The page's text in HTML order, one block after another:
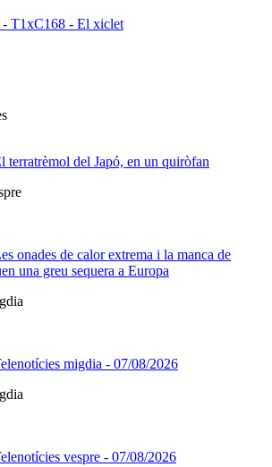
- T1xC168 - El xiclet
terratrèmol del Japó, en un quiròfan
onades de calor extrema i la manca de
una greu sequera a Europa
migdia - 07/08/2026
vespre - 07/08/2026